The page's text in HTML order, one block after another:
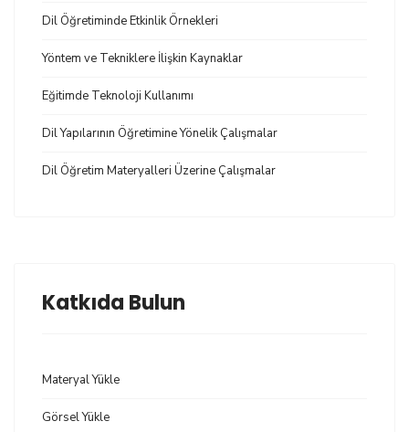
Dil Öğretiminde Etkinlik Örnekleri
Yöntem ve Tekniklere İlişkin Kaynaklar
Eğitimde Teknoloji Kullanımı
Dil Yapılarının Öğretimine Yönelik Çalışmalar
Dil Öğretim Materyalleri Üzerine Çalışmalar
Katkıda Bulun
Materyal Yükle
Görsel Yükle